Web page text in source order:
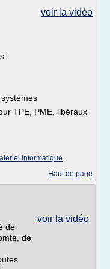
voir la vidéo
:
TPE, PME, libéraux
informatique
Haut de page
voir la vidéo
de
de